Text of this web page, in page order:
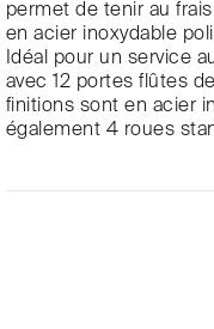
permet de tenir au
en acier inoxydable
Idéal pour un service
avec 12 portes flûtes
finitions sont en acier
également 4 roues